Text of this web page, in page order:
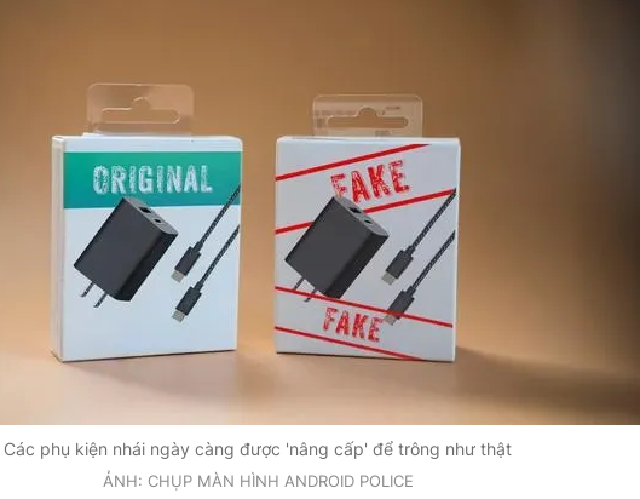
Các phụ kiện nhái ngày càng được 'nâng cấp' để trông như thật
ẢNH: CHỤP MÀN HÌNH ANDROID POLICE